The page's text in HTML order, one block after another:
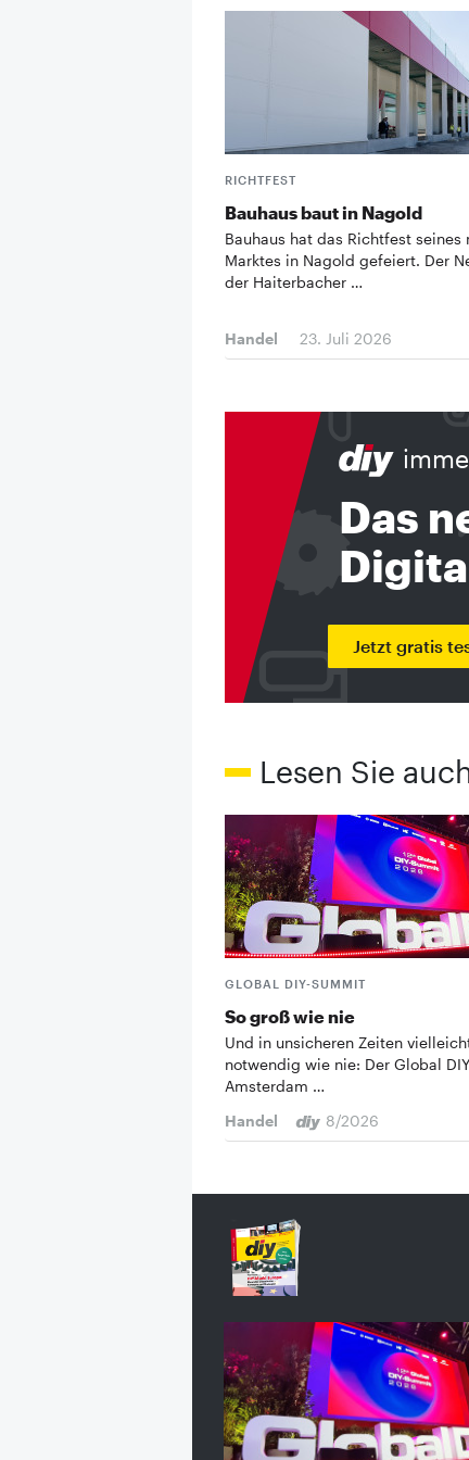
RICHTFEST
Bauhaus baut in Nagold
Bauhaus hat das Richtfest seines
Marktes in Nagold gefeiert. Der
der Haiterbacher …
Handel 23. Juli 2026
Das
Jetzt gratis
Lesen Sie
GLOBAL DIY-SUMMIT
So groß wie nie
Und in unsicheren Zeiten
notwendig wie nie: Der Global
Amsterdam …
Handel
8/2026